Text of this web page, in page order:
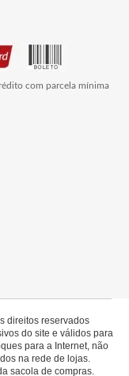
com parcela mínima
direitos reservados
do site e válidos para
para a Internet, não
na rede de lojas.
sacola de compras.